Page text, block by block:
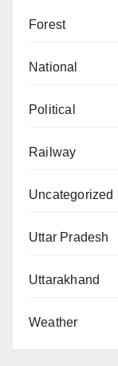
Forest
National
Political
Railway
Uncategorized
Uttar Pradesh
Uttarakhand
Weather